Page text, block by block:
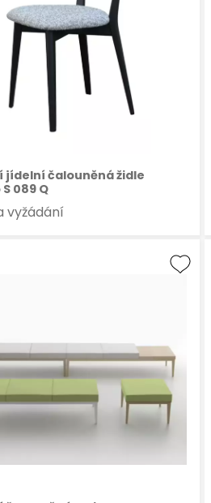
jídelní čalouněná židle
089 Q
vyžádání